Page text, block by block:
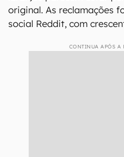
original. As reclamações
social Reddit, com
CONTINUA APÓS A